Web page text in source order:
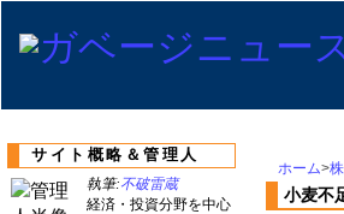
ホーム>
小麦不
サイト概略＆管理人
執筆:不破雷蔵
経済・投資分野を中心